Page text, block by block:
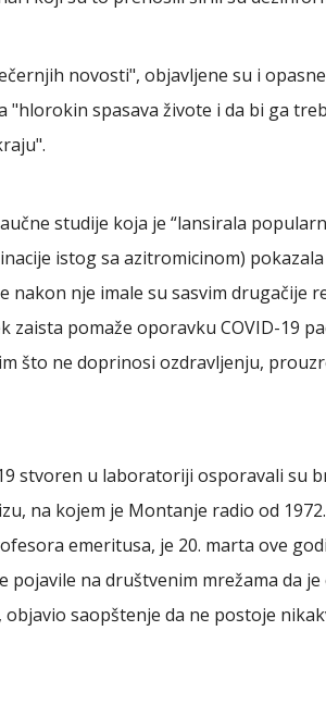
novosti", objavljene su i
"hlorokin spasava živote i da bi ga
studije koja je “lansirala
istog sa azitromicinom)
nakon nje imale su sasvim drugačije
zaista pomaže oporavku COVID-19
što ne doprinosi ozdravljenju,
stvoren u laboratoriji osporavali su
na kojem je Montanje radio od
emeritusa, je 20. marta ove
pojavile na društvenim mrežama da
objavio saopštenje da ne postoje